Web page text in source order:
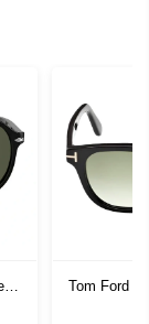
Tom Ford